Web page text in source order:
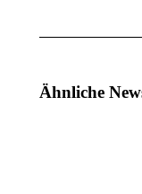
Ähnliche